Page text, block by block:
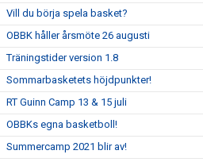
Vill du börja spela basket?
OBBK håller årsmöte 26 augusti
Träningstider version 1.8
Sommarbasketets höjdpunkter!
RT Guinn Camp 13 & 15 juli
OBBKs egna basketboll!
Summercamp 2021 blir av!